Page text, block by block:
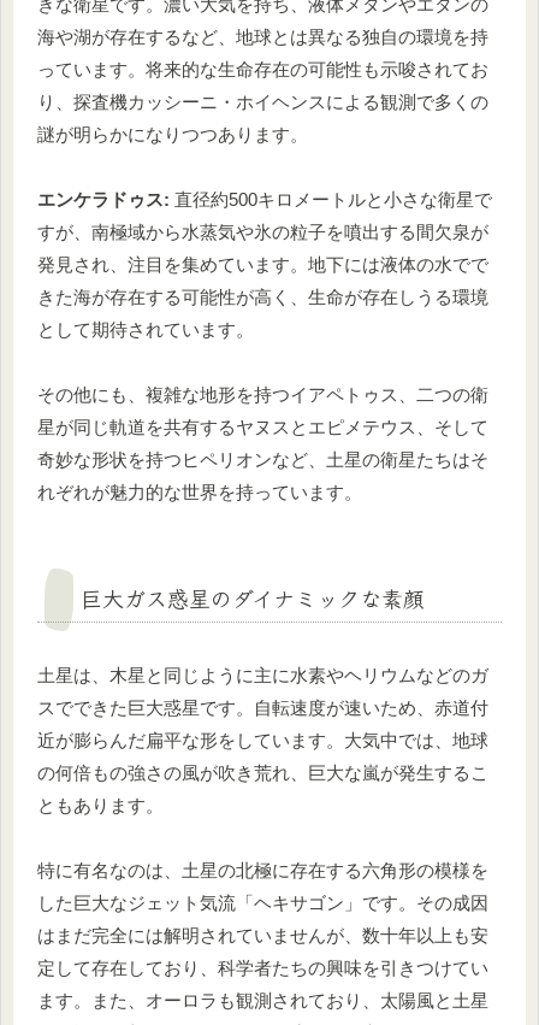
きな衛星です。濃い大気を持ち、液体メタンやエタンの
海や湖が存在するなど、地球とは異なる独自の環境を持
っています。将来的な生命存在の可能性も示唆されてお
り、探査機カッシーニ・ホイヘンスによる観測で多くの
謎が明らかになりつつあります。
エンケラドゥス: 直径約500キロメートルと小さな衛星で
すが、南極域から水蒸気や氷の粒子を噴出する間欠泉が
発見され、注目を集めています。地下には液体の水でで
きた海が存在する可能性が高く、生命が存在しうる環境
として期待されています。
その他にも、複雑な地形を持つイアペトゥス、二つの衛
星が同じ軌道を共有するヤヌスとエピメテウス、そして
奇妙な形状を持つヒペリオンなど、土星の衛星たちはそ
れぞれが魅力的な世界を持っています。
巨大ガス惑星のダイナミックな素顔
土星は、木星と同じように主に水素やヘリウムなどのガ
スでできた巨大惑星です。自転速度が速いため、赤道付
近が膨らんだ扁平な形をしています。大気中では、地球
の何倍もの強さの風が吹き荒れ、巨大な嵐が発生するこ
ともあります。
特に有名なのは、土星の北極に存在する六角形の模様を
した巨大なジェット気流「ヘキサゴン」です。その成因
はまだ完全には解明されていませんが、数十年以上も安
定して存在しており、科学者たちの興味を引きつけてい
ます。また、オーロラも観測されており、太陽風と土星